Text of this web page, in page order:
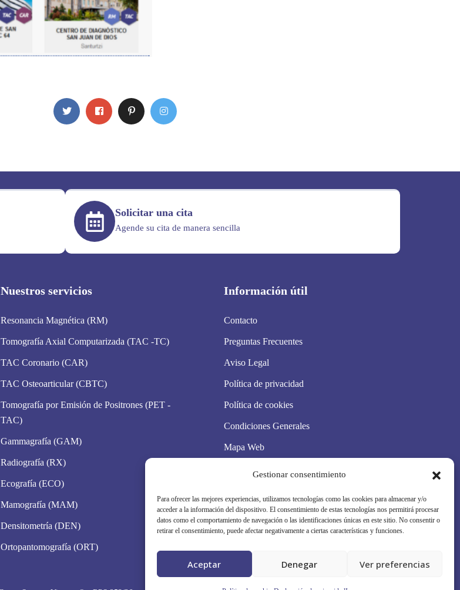
Gestionar consentimiento
Para ofrecer las mejores experiencias, utilizamos tecnologías como las cookies para almacenar y/o
acceder a la información del dispositivo. El consentimiento de estas tecnologías nos permitirá procesar
datos como el comportamiento de navegación o las identificaciones únicas en este sitio. No consentir o
retirar el consentimiento, puede afectar negativamente a ciertas características y funciones.
Aceptar Denegar Ver preferencias
Solicitar una cita
Agende su cita de manera sencilla
Nuestros servicios
Resonancia Magnética (RM)
Tomografía Axial Computarizada (TAC -TC)
TAC Coronario (CAR)
TAC Osteoarticular (CBTC)
Tomografía por Emisión de Positrones (PET -
TAC)
Gammagrafía (GAM)
Radiografía (RX)
Ecografía (ECO)
Mamografía (MAM)
Densitometría (DEN)
Ortopantomografía (ORT)
Información útil
Contacto
Preguntas Frecuentes
Aviso Legal
Política de privacidad
Política de cookies
Condiciones Generales
Mapa Web